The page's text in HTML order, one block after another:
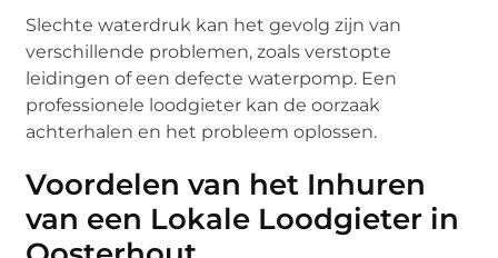
Slechte waterdruk kan het gevolg zijn van
verschillende problemen, zoals verstopte
leidingen of een defecte waterpomp. Een
professionele loodgieter kan de oorzaak
achterhalen en het probleem oplossen.
Voordelen van het Inhuren
van een Lokale Loodgieter in